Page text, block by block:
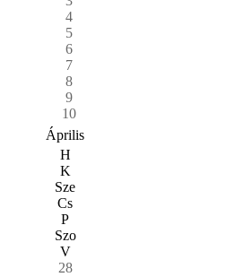
4
5
6
7
8
9
10
Április
H
K
Sze
Cs
P
Szo
V
28